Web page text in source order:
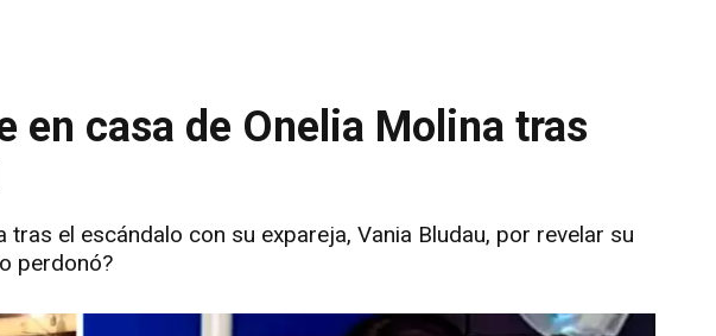
en casa de Onelia Molina tras
el escándalo con su expareja, Vania Bludau, por revelar su
perdonó?